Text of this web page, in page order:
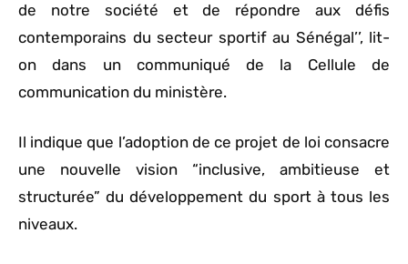
de notre société et de répondre aux défis
contemporains du secteur sportif au Sénégal’’, lit-
on dans un communiqué de la Cellule de
communication du ministère.
Il indique que l’adoption de ce projet de loi consacre
une nouvelle vision “inclusive, ambitieuse et
structurée” du développement du sport à tous les
niveaux.